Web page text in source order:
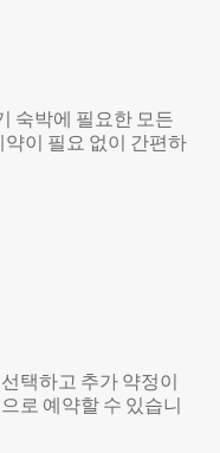
숙박에 필요한 모든
이 필요 없이 간편하
택하고 추가 약정이
로 예약할 수 있습니